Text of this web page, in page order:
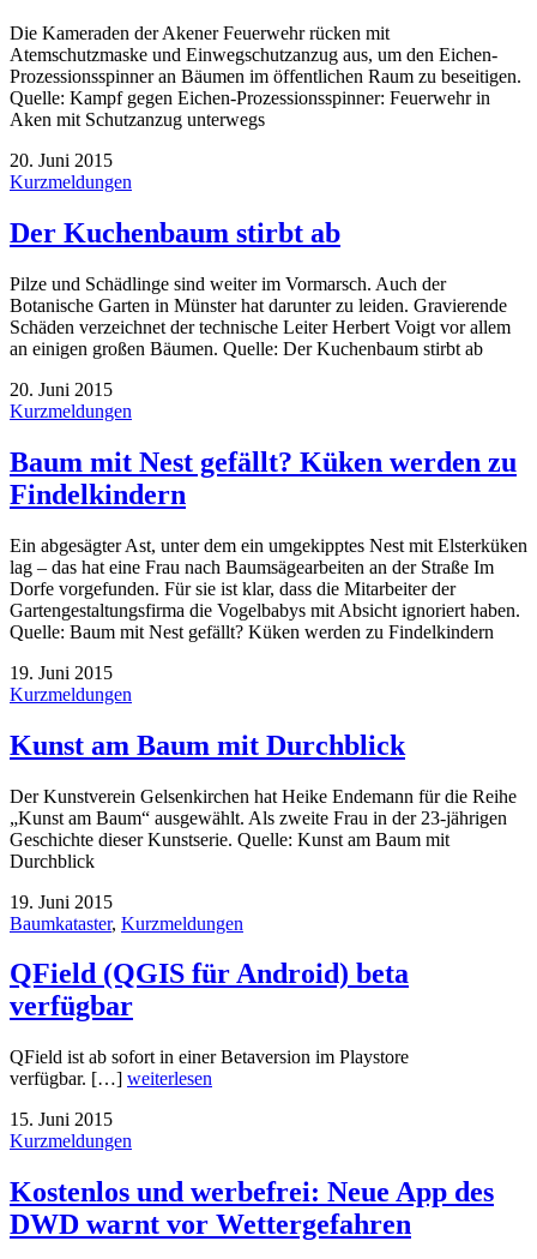
Die Kameraden der Akener Feuerwehr rücken mit
Atemschutzmaske und Einwegschutzanzug aus, um den Eichen-
Prozessionsspinner an Bäumen im öffentlichen Raum zu beseitigen.
Quelle: Kampf gegen Eichen-Prozessionsspinner: Feuerwehr in
Aken mit Schutzanzug unterwegs
20. Juni 2015
Kurzmeldungen
Der Kuchenbaum stirbt ab
Pilze und Schädlinge sind weiter im Vormarsch. Auch der
Botanische Garten in Münster hat darunter zu leiden. Gravierende
Schäden verzeichnet der technische Leiter Herbert Voigt vor allem
an einigen großen Bäumen. Quelle: Der Kuchenbaum stirbt ab
20. Juni 2015
Kurzmeldungen
Baum mit Nest gefällt? Küken werden zu
Findelkindern
Ein abgesägter Ast, unter dem ein umgekipptes Nest mit Elsterküken
lag – das hat eine Frau nach Baumsägearbeiten an der Straße Im
Dorfe vorgefunden. Für sie ist klar, dass die Mitarbeiter der
Gartengestaltungsfirma die Vogelbabys mit Absicht ignoriert haben.
Quelle: Baum mit Nest gefällt? Küken werden zu Findelkindern
19. Juni 2015
Kurzmeldungen
Kunst am Baum mit Durchblick
Der Kunstverein Gelsenkirchen hat Heike Endemann für die Reihe
„Kunst am Baum“ ausgewählt. Als zweite Frau in der 23-jährigen
Geschichte dieser Kunstserie. Quelle: Kunst am Baum mit
Durchblick
19. Juni 2015
Baumkataster, Kurzmeldungen
QField (QGIS für Android) beta
verfügbar
QField ist ab sofort in einer Betaversion im Playstore
verfügbar. […] weiterlesen
15. Juni 2015
Kurzmeldungen
Kostenlos und werbefrei: Neue App des
DWD warnt vor Wettergefahren